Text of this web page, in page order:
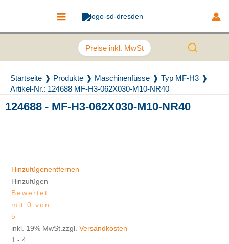
Main Menu
Preise inkl. MwSt
Startseite Produkte Maschinenfüsse
Typ MF-H3
Artikel-Nr.: 124688 MF-H3-062X030-M10-NR40
124688 - MF-H3-062X030-M10-NR40
Hinzufügenentfernen
Hinzufügen
Bewertet
mit 0 von
5
inkl. 19% MwSt.zzgl.Versandkosten
1 - 4